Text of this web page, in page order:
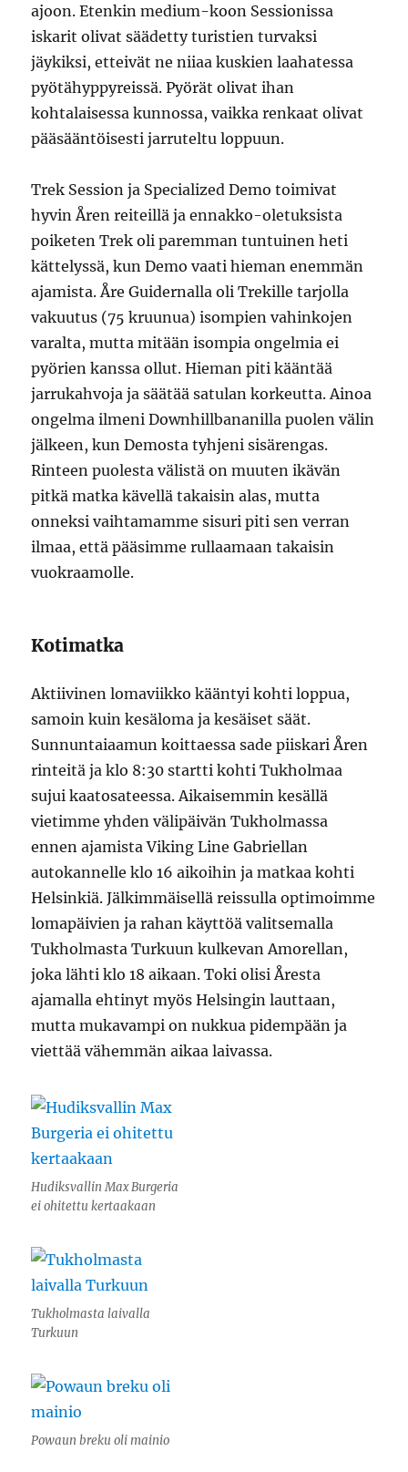
ajoon. Etenkin medium-koon Sessionissa
iskarit olivat säädetty turistien turvaksi
jäykiksi, etteivät ne niiaa kuskien laahatessa
pyötähyppyreissä. Pyörät olivat ihan
kohtalaisessa kunnossa, vaikka renkaat olivat
pääsääntöisesti jarruteltu loppuun.
Trek Session ja Specialized Demo toimivat
hyvin Åren reiteillä ja ennakko-oletuksista
poiketen Trek oli paremman tuntuinen heti
kättelyssä, kun Demo vaati hieman enemmän
ajamista. Åre Guidernalla oli Trekille tarjolla
vakuutus (75 kruunua) isompien vahinkojen
varalta, mutta mitään isompia ongelmia ei
pyörien kanssa ollut. Hieman piti kääntää
jarrukahvoja ja säätää satulan korkeutta. Ainoa
ongelma ilmeni Downhillbananilla puolen välin
jälkeen, kun Demosta tyhjeni sisärengas.
Rinteen puolesta välistä on muuten ikävän
pitkä matka kävellä takaisin alas, mutta
onneksi vaihtamamme sisuri piti sen verran
ilmaa, että pääsimme rullaamaan takaisin
vuokraamolle.
Kotimatka
Aktiivinen lomaviikko kääntyi kohti loppua,
samoin kuin kesäloma ja kesäiset säät.
Sunnuntaiaamun koittaessa sade piiskari Åren
rinteitä ja klo 8:30 startti kohti Tukholmaa
sujui kaatosateessa. Aikaisemmin kesällä
vietimme yhden välipäivän Tukholmassa
ennen ajamista Viking Line Gabriellan
autokannelle klo 16 aikoihin ja matkaa kohti
Helsinkiä. Jälkimmäisellä reissulla optimoimme
lomapäivien ja rahan käyttöä valitsemalla
Tukholmasta Turkuun kulkevan Amorellan,
joka lähti klo 18 aikaan. Toki olisi Åresta
ajamalla ehtinyt myös Helsingin lauttaan,
mutta mukavampi on nukkua pidempään ja
viettää vähemmän aikaa laivassa.
Hudiksvallin Max Burgeria
ei ohitettu kertaakaan
Tukholmasta laivalla
Turkuun
Powaun breku oli mainio